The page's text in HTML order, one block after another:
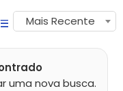
Mais Recente
uma nova busca.